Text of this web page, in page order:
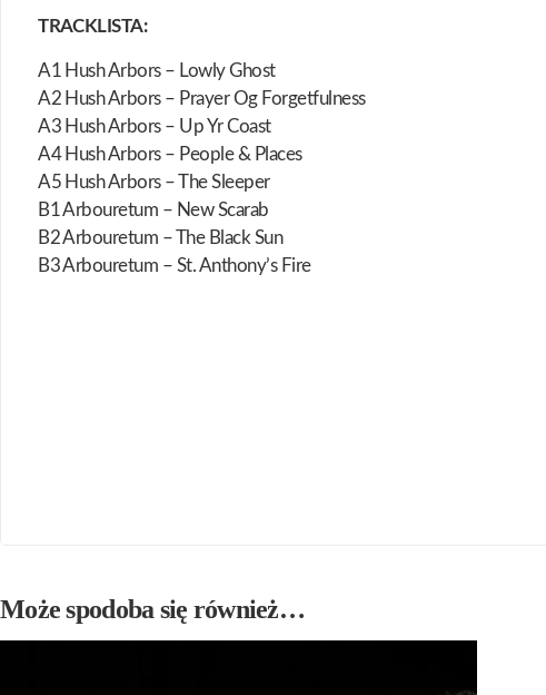
TRACKLISTA:
A1 Hush Arbors – Lowly Ghost
A2 Hush Arbors – Prayer Og Forgetfulness
A3 Hush Arbors – Up Yr Coast
A4 Hush Arbors – People & Places
A5 Hush Arbors – The Sleeper
B1 Arbouretum – New Scarab
B2 Arbouretum – The Black Sun
B3 Arbouretum – St. Anthony’s Fire
Może spodoba się również…